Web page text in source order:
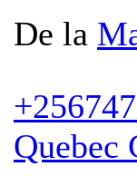
De la
Quebec